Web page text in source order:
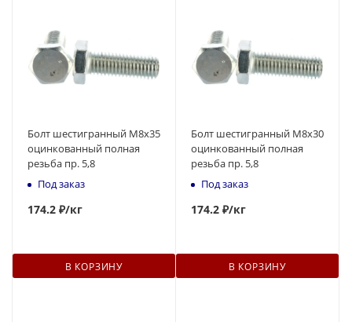
Болт шестигранный М8x35
оцинкованный полная
резьба пр. 5,8
Под заказ
174.2 ₽/кг
В КОРЗИНУ
Болт шестигранный М8x30
оцинкованный полная
резьба пр. 5,8
Под заказ
174.2 ₽/кг
В КОРЗИНУ